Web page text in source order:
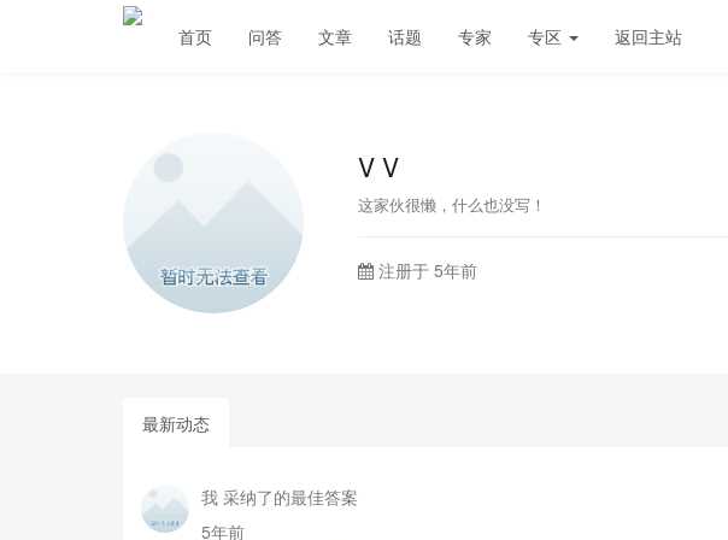
首页 问答 文章 话题 专家 专区 返回主站
V V
这家伙很懒，什么也没写！
注册于 5年前
最新动态
我 采纳了的最佳答案
5年前